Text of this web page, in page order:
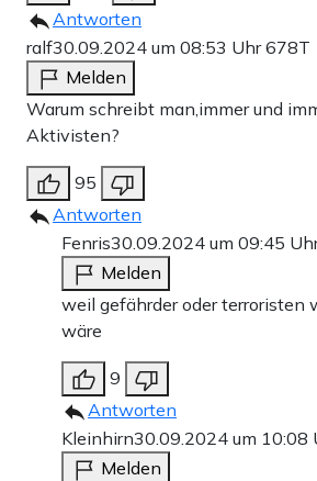
Antworten
ralf30.09.2024 um 08:53 Uhr678T
Melden
Warum schreibt man,immer und
Aktivisten?
95
Antworten
Fenris30.09.2024 um 09:45
Melden
weil gefährder oder terroristen
wäre
9
Antworten
Kleinhirn30.09.2024 um 10:08
Melden